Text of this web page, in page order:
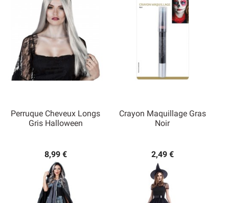
Perruque Cheveux Longs
Gris Halloween
8,99 €
Crayon Maquillage Gras
Noir
2,49 €